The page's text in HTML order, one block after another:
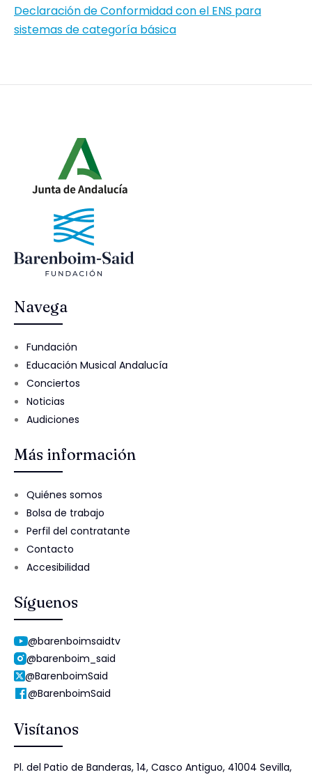
Declaración de Conformidad con el ENS para
sistemas de categoría básica
Navega
Fundación
Educación Musical Andalucía
Conciertos
Noticias
Audiciones
Más información
Quiénes somos
Bolsa de trabajo
Perfil del contratante
Contacto
Accesibilidad
Síguenos
@barenboimsaidtv
@barenboim_said
@BarenboimSaid
@BarenboimSaid
Visítanos
Pl. del Patio de Banderas, 14, Casco Antiguo, 41004 Sevilla,